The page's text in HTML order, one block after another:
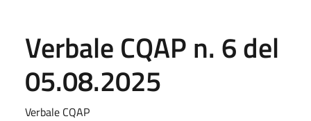
Verbale CQAP n. 6 del
05.08.2025
Verbale CQAP